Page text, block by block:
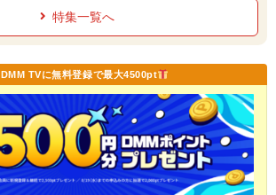
特集一覧へ
DMM TVに無料登録で最大4500pt